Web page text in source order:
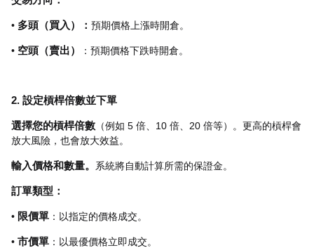
• 多頭（買入）： 預期價格上漲時開倉。
• 空頭（賣出） ：預期價格下跌時開倉。
2. 設定槓桿倍數並下單
選擇您的槓桿倍數 （例如 5 倍、10 倍、20 倍等）。更高的槓桿會
放大風險，也會放大效益。
輸入價格和數量。 系統將自動計算所需的保證金。
訂單類型：
• 限價單 ：以指定的價格成交。
• 市價單 ：以最優價格立即成交。